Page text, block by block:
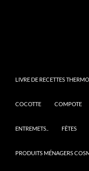
LIVRE DE RECETTES
COCOTTE COMPOTE
ENTREMETS.. FÊTES
PRODUITS MÉNAGERS